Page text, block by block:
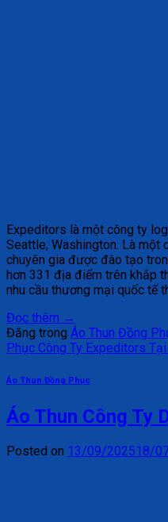
Expeditors là một công ty
Seattle, Washington. Là một
chuyên gia được đào tạo
hơn 331 địa điểm trên khắp
nhu cầu thương mại quốc tế
Đọc thêm →
Đăng trong Áo Thun Đồng
Phục Công Ty Expeditors
Áo Thun Đồng Phục
Áo Thun Công Ty
Posted on 13/09/202518/